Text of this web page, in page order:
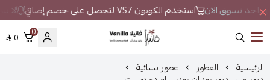
واحد تسوق الان استخدم الكوبون VS7 لتحصل على خصم إضافي لا
فانيلا
0
0
الرئيسية العطور عطور نسائية